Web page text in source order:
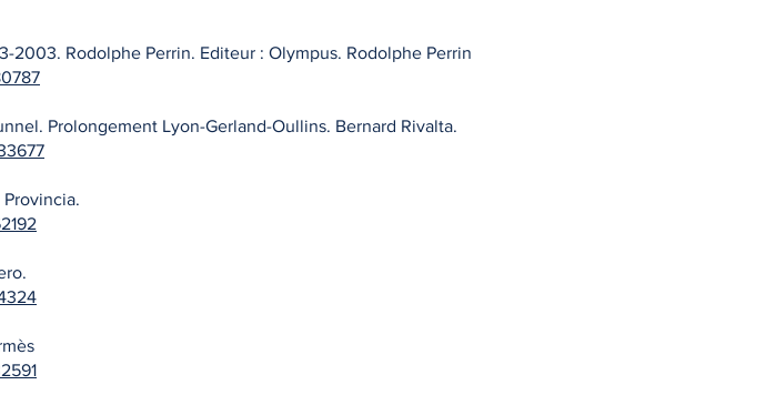
2003. Rodolphe Perrin. Editeur : Olympus. Rodolphe Perrin
Prolongement Lyon-Gerland-Oullins. Bernard Rivalta.